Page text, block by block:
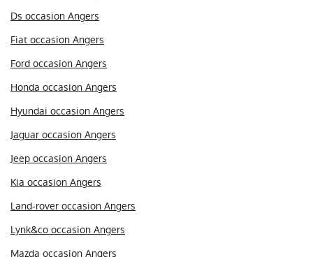
Ds occasion Angers
Fiat occasion Angers
Ford occasion Angers
Honda occasion Angers
Hyundai occasion Angers
Jaguar occasion Angers
Jeep occasion Angers
Kia occasion Angers
Land-rover occasion Angers
Lynk&co occasion Angers
Mazda occasion Angers